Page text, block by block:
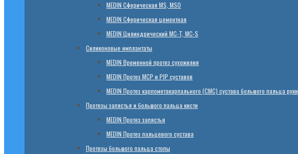
МЕDIN Сферическая MS, MSO
МЕDIN Сферическая цементная
МЕDIN Цилиндрический MC-T, MC-S
Силиконовые имплантаты
МЕDIN Временной протез сухожилия
МЕDIN Протез MCP и PIP суставов
МЕDIN Протез карпометакарпального (СМС) сустава большого пальца руки
Протезы запястья и большого пальца кисти
МЕDIN Протез запястья
МЕDIN Протез пальцевого сустава
Протезы большого пальца стопы